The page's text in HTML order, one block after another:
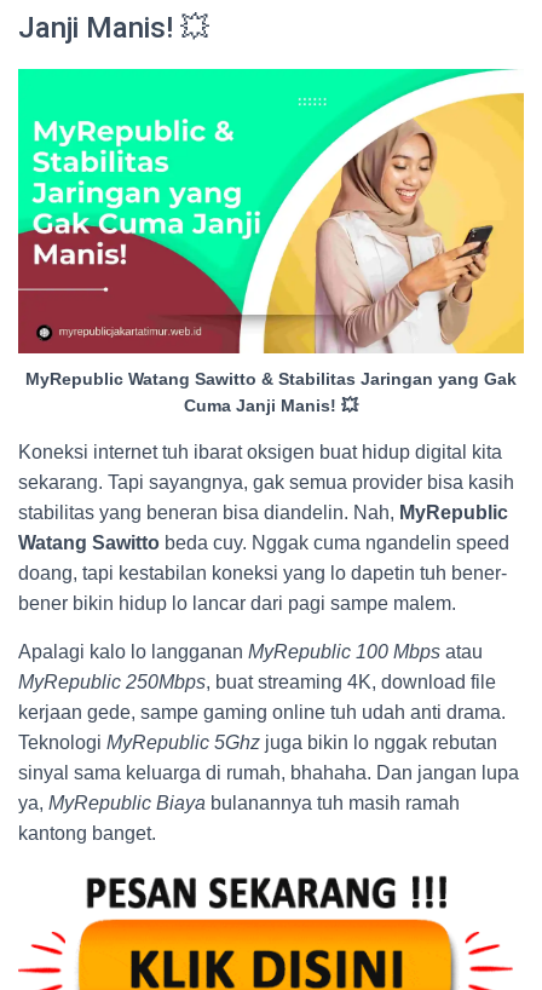
Janji Manis! 💥
MyRepublic Watang Sawitto & Stabilitas Jaringan yang Gak
Cuma Janji Manis! 💥
Koneksi internet tuh ibarat oksigen buat hidup digital kita
sekarang. Tapi sayangnya, gak semua provider bisa kasih
stabilitas yang beneran bisa diandelin. Nah, MyRepublic
Watang Sawitto beda cuy. Nggak cuma ngandelin speed
doang, tapi kestabilan koneksi yang lo dapetin tuh bener-
bener bikin hidup lo lancar dari pagi sampe malem.
Apalagi kalo lo langganan MyRepublic 100 Mbps atau
MyRepublic 250Mbps, buat streaming 4K, download file
kerjaan gede, sampe gaming online tuh udah anti drama.
Teknologi MyRepublic 5Ghz juga bikin lo nggak rebutan
sinyal sama keluarga di rumah, bhahaha. Dan jangan lupa
ya, MyRepublic Biaya bulanannya tuh masih ramah
kantong banget.